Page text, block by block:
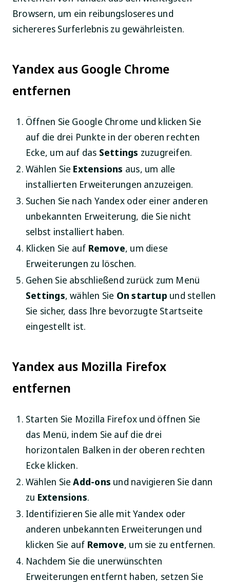
Browsern, um ein reibungsloseres und
sichereres Surferlebnis zu gewährleisten.
Yandex aus Google Chrome
entfernen
Öffnen Sie Google Chrome und klicken Sie
auf die drei Punkte in der oberen rechten
Ecke, um auf das Settings zuzugreifen.
Wählen Sie Extensions aus, um alle
installierten Erweiterungen anzuzeigen.
Suchen Sie nach Yandex oder einer anderen
unbekannten Erweiterung, die Sie nicht
selbst installiert haben.
Klicken Sie auf Remove, um diese
Erweiterungen zu löschen.
Gehen Sie abschließend zurück zum Menü
Settings, wählen Sie On startup und stellen
Sie sicher, dass Ihre bevorzugte Startseite
eingestellt ist.
Yandex aus Mozilla Firefox
entfernen
Starten Sie Mozilla Firefox und öffnen Sie
das Menü, indem Sie auf die drei
horizontalen Balken in der oberen rechten
Ecke klicken.
Wählen SieAdd-ons und navigieren Sie dann
zu Extensions.
Identifizieren Sie alle mit Yandex oder
anderen unbekannten Erweiterungen und
klicken Sie auf Remove, um sie zu entfernen.
Nachdem Sie die unerwünschten
Erweiterungen entfernt haben, setzen Sie